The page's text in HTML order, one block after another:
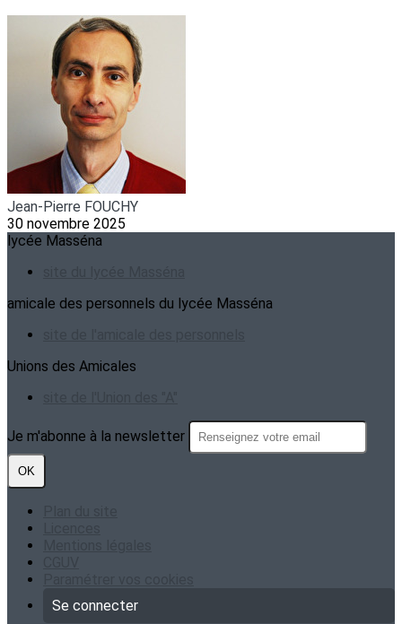
Jean-Pierre FOUCHY
30 novembre 2025
lycée Masséna
amicale des personnels du lycée Masséna
Unions des Amicales
Je m'abonne à la newsletter
OK
Se connecter